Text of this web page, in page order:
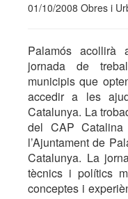
01/10/2008 Obres i
Palamós acollirà
jornada de
municipis que
accedir a les
Catalunya. La
del CAP Catalina
l’Ajuntament de
Catalunya. La
tècnics i polítics
conceptes i